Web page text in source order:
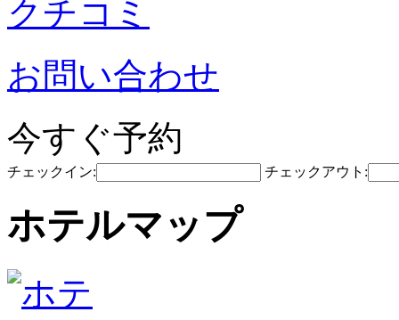
クチコミ
お問い合わせ
今すぐ予約
チェックイン: チェックアウト:
ホテルマップ